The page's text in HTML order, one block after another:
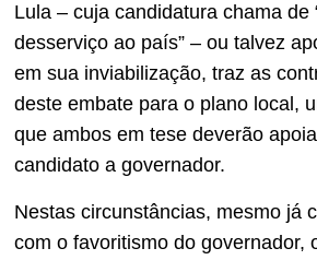
Lula – cuja candidatura chama de
desserviço ao país” – ou talvez
em sua inviabilização, traz as
deste embate para o plano local,
que ambos em tese deverão
candidato a governador.
Nestas circunstâncias, mesmo já
com o favoritismo do governador,